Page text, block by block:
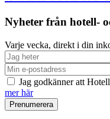
Nyheter från hotell-
Varje vecka, direkt i din
Jag godkänner att
mer här